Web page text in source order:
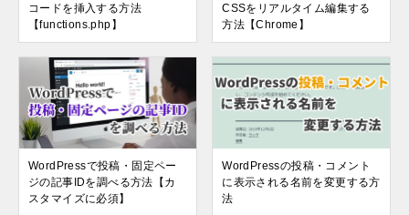
コードを挿入する方法
【functions.php】
CSSをリアルタイム編集する
方法【Chrome】
WordPressで投稿・固定ペー
ジの記事IDを調べる方法【カ
スタマイズに必須】
WordPressの投稿・コメント
に表示される名前を変更する方
法